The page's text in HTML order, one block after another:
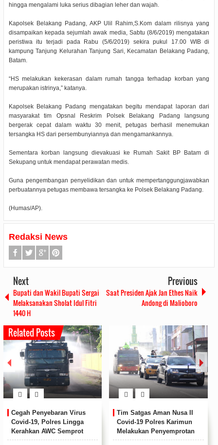
hingga mengalami luka serius dibagian leher dan wajah.
Kapolsek Belakang Padang, AKP Ulil Rahim,S.Kom dalam rilisnya yang
disampaikan kepada sejumlah awak media, Sabtu (8/6/2019) mengatakan
peristiwa itu terjadi pada Rabu (5/6/2019) sekira pukul 17.00 WIB di
kampung Tanjung Kelurahan Tanjung Sari, Kecamatan Belakang Padang,
Batam.
“HS melakukan kekerasan dalam rumah tangga terhadap korban yang
merupakan istrinya,” katanya.
Kapolsek Belakang Padang mengatakan begitu mendapat laporan dari
masyarakat tim Opsnal Reskrim Polsek Belakang Padang langsung
bergerak cepat dalam waktu 30 menit, petugas berhasil menemukan
tersangka HS dari persembunyiannya dan mengamankannya.
Sementara korban langsung dievakuasi ke Rumah Sakit BP Batam di
Sekupang untuk mendapat perawatan medis.
Guna pengembangan penyelidikan dan untuk mempertanggungjawabkan
perbuatannya petugas membawa tersangka ke Polsek Belakang Padang.
(Humas/AP).
Redaksi News
Next
Bupati dan Wakil Bupati Sergai
Melaksanakan Sholat Idul Fitri
1440 H
Previous
Saat Presiden Ajak Jan Ethes Naik
Andong di Malioboro
Related Posts
Cegah Penyebaran Virus
Covid-19, Polres Lingga
Kerahkan AWC Semprot
Disinfektan Jalanan Dabo
Tim Satgas Aman Nusa II
Covid-19 Polres Karimun
Melakukan Penyemprotan
Disenfektan Di Ruas Jalan